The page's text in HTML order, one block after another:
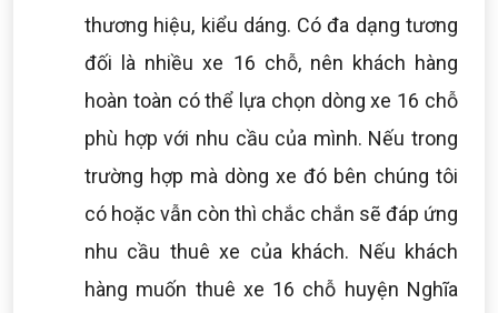
thương hiệu, kiểu dáng. Có đa dạng tương
đối là nhiều xe 16 chỗ, nên khách hàng
hoàn toàn có thể lựa chọn dòng xe 16 chỗ
phù hợp với nhu cầu của mình. Nếu trong
trường hợp mà dòng xe đó bên chúng tôi
có hoặc vẫn còn thì chắc chắn sẽ đáp ứng
nhu cầu thuê xe của khách. Nếu khách
hàng muốn thuê xe 16 chỗ huyện Nghĩa